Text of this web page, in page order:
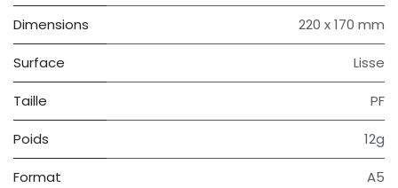
Dimensions 220 x 170 mm
Surface Lisse
Taille PF
Poids 12g
Format A5